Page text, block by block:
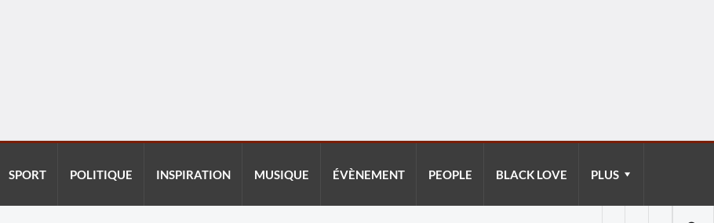
SPORT POLITIQUE INSPIRATION MUSIQUE ÉVÈNEMENT PEOPLE BLACK LOVE PLUS